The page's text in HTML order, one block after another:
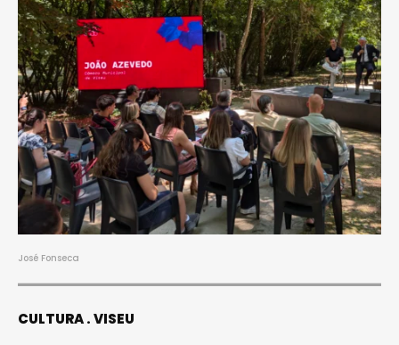
José Fonseca
CULTURA VISEU